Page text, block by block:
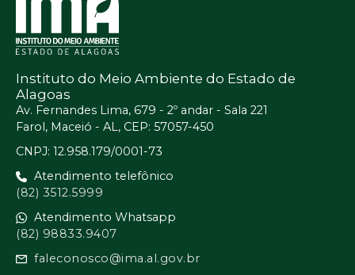
Instituto do Meio Ambiente do Estado de
Alagoas
Av. Fernandes Lima, 679 - 2º andar - Sala 221
Farol, Maceió - AL, CEP: 57057-450
CNPJ: 12.958.179/0001-73
Atendimento telefônico
(82) 3512.5999
Atendimento Whatsapp
(82) 98833.9407
faleconosco@ima.al.gov.br